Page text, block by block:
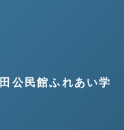
公民館ふれあい学